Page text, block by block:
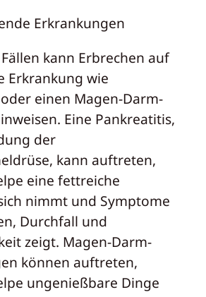
Erkrankungen
kann Erbrechen auf
Erkrankung wie
einen Magen-Darm-
Eine Pankreatitis,
der
kann auftreten,
eine fettreiche
nimmt und Symptome
Durchfall und
zeigt. Magen-Darm-
können auftreten,
ungenießbare Dinge